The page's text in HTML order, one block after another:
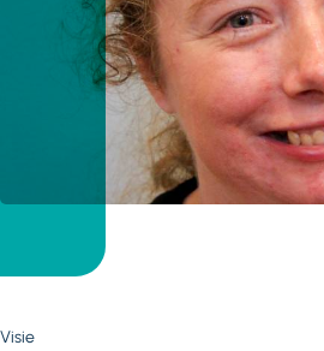
Visie